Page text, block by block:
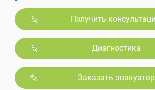
Получить
Диагностика
Заказать эвакуатор